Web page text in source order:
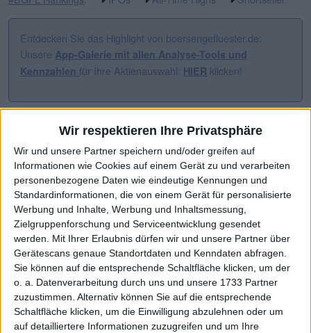
Wir respektieren Ihre Privatsphäre
Wir und unsere Partner speichern und/oder greifen auf
Informationen wie Cookies auf einem Gerät zu und verarbeiten
personenbezogene Daten wie eindeutige Kennungen und
Standardinformationen, die von einem Gerät für personalisierte
Werbung und Inhalte, Werbung und Inhaltsmessung,
Zielgruppenforschung und Serviceentwicklung gesendet
werden. Mit Ihrer Erlaubnis dürfen wir und unsere Partner über
Gerätescans genaue Standortdaten und Kenndaten abfragen.
Sie können auf die entsprechende Schaltfläche klicken, um der
o. a. Datenverarbeitung durch uns und unsere 1733 Partner
zuzustimmen. Alternativ können Sie auf die entsprechende
Schaltfläche klicken, um die Einwilligung abzulehnen oder um
auf detailliertere Informationen zuzugreifen und um Ihre
Entdecken Sie das Highlight von boersengefluester.de:
Unsere App-Galerie mit allen Analyse-Tools und
Kennzahlen für Ihre Aktienauswahl: HIER klicken!
CHART-CHECK: MARKET MOVERS
4 Euro haben gehalten Höhere Prognose wirkt